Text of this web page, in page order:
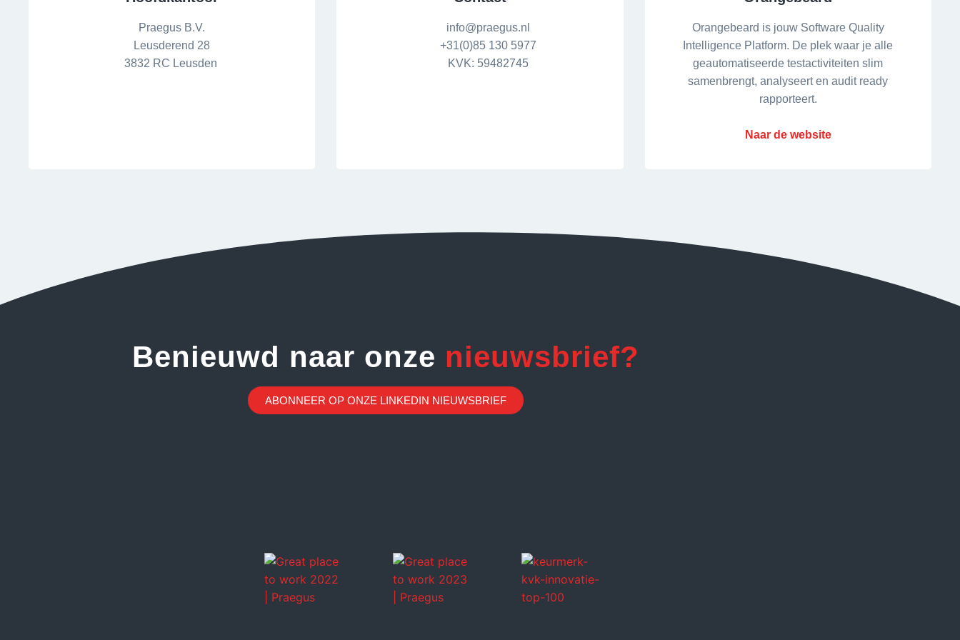
Praegus B.V.
Leusderend 28
3832 RC Leusden
info@praegus.nl
+31(0)85 130 5977
KVK: 59482745
Orangebeard is jouw Software Quality
Intelligence Platform. De plek waar je alle
geautomatiseerde testactiviteiten slim
samenbrengt, analyseert en audit ready
rapporteert.
Naar de website
Benieuwd naar onze nieuwsbrief?
ABONNEER OP ONZE LINKEDIN NIEUWSBRIEF